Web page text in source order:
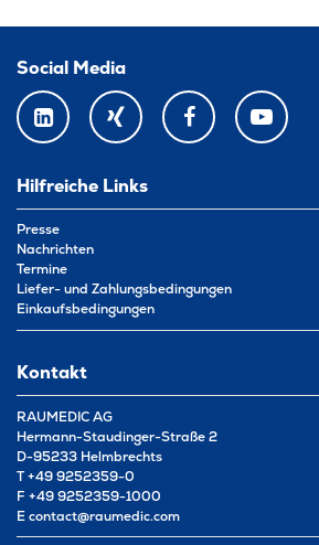
Hilfreiche Links
Presse
Nachrichten
Termine
Liefer- und Zahlungsbedingungen
Einkaufsbedingungen
Social Media
LINKEDIN XING FACEBOOKYOUTUBE
Kontakt
RAUMEDIC AG
Hermann-Staudinger-Straße 2
D-95233 Helmbrechts
T+49 9252359-0
F +49 9252359-1000
Econtact@raumedic.com